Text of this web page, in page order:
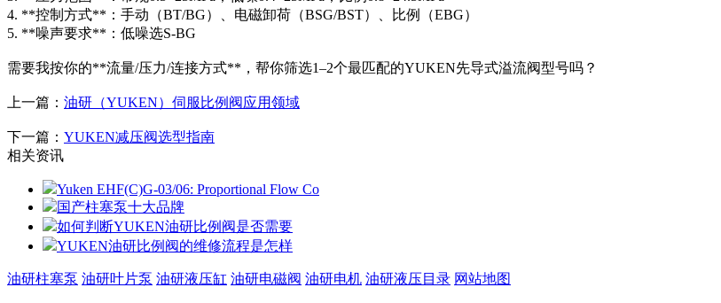
4. **控制方式**：手动（BT/BG）、电磁卸荷（BSG/BST）、比例（EBG）
5. **噪声要求**：低噪选S-BG
需要我按你的**流量/压力/连接方式**，帮你筛选1–2个最匹配的YUKEN先导式溢流阀型号吗？
上一篇： 油研（YUKEN）伺服比例阀应用领域
下一篇： YUKEN减压阀选型指南
相关资讯
Yuken EHF(C)G-03/06: Proportional Flow Co
国产柱塞泵十大品牌
如何判断YUKEN油研比例阀是否需要
YUKEN油研比例阀的维修流程是怎样
油研柱塞泵 油研叶片泵 油研液压缸 油研电磁阀 油研电机 油研液压目录 网站地图